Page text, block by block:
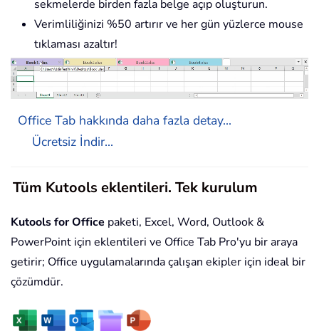
sekmelerde birden fazla belge açıp oluşturun.
Verimliliğinizi %50 artırır ve her gün yüzlerce mouse
tıklaması azaltır!
Office Tab hakkında daha fazla detay...
Ücretsiz İndir...
Tüm Kutools eklentileri. Tek kurulum
Kutools for Office paketi, Excel, Word, Outlook &
PowerPoint için eklentileri ve Office Tab Pro'yu bir araya
getirir; Office uygulamalarında çalışan ekipler için ideal bir
çözümdür.